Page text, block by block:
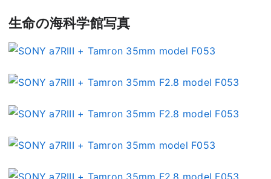
生命の海科学館写真